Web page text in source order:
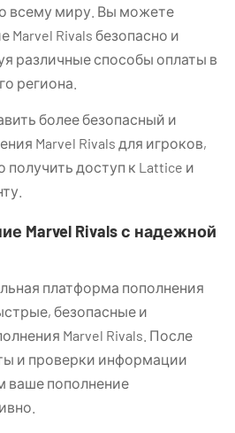
всему миру. Вы можете
Marvel Rivals безопасно и
различные способы оплаты в
региона.
более безопасный и
Marvel Rivals для игроков,
получить доступ к Lattice и
Marvel Rivals с надежной
платформа пополнения
безопасные и
Marvel Rivals. После
и проверки информации
ваше пополнение